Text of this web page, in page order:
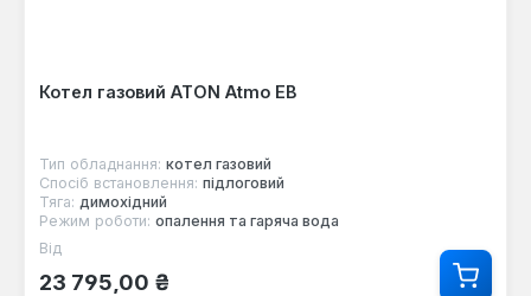
Котел газовий ATON Atmo ЕВ
Тип обладнання: котел газовий
Спосіб встановлення: підлоговий
Тяга: димохідний
Режим роботи: опалення та гаряча вода
Звичайна ціна:
Від
23 795,00 ₴